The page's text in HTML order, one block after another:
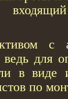
с
для
в виде
по